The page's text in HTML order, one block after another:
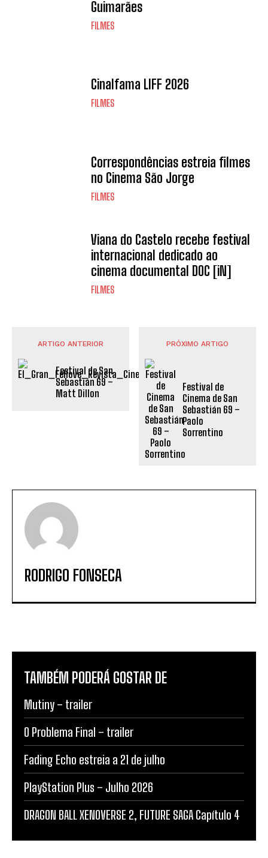
Guimarães
FILMES
Cinalfama LIFF 2026
FILMES
Correspondências estreia filmes
no Cinema São Jorge
FILMES
Viana do Castelo recebe festival
internacional dedicado ao
cinema documental DOC [iN]
FILMES
ARTIGO ANTERIOR
Festival de San
Sebastián 69 –
Matt Dillon
PRÓXIMO ARTIGO
Festival de
Cinema de San
Sebastián 69 –
Paolo
Sorrentino
RODRIGO FONSECA
TAMBÉM PODERÁ GOSTAR DE
Mutiny – trailer
O Problema Final – trailer
Fading Echo estreia a 21 de julho
PlayStation Plus – Julho 2026
DRAGON BALL XENOVERSE 2, FUTURE SAGA Capítulo 4